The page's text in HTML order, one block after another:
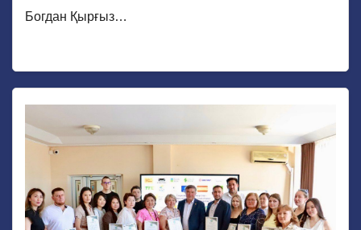
Богдан Қырғыз…